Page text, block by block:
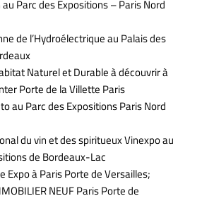
Parc des Expositions – Paris Nord
de l’Hydroélectrique au Palais des
Naturel et Durable à découvrir à
Porte de la Villette Paris
au Parc des Expositions Paris Nord
du vin et des spiritueux Vinexpo au
de Bordeaux-Lac
Expo à Paris Porte de Versailles;
NEUF Paris Porte de